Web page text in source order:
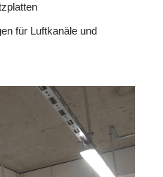
für Luftkanäle und